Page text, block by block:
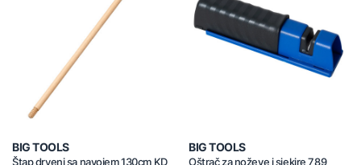
BIG TOOLS
Štap drveni sa navojem 130cm KD
BIG TOOLS
Oštrač za noževe i sjekire 789